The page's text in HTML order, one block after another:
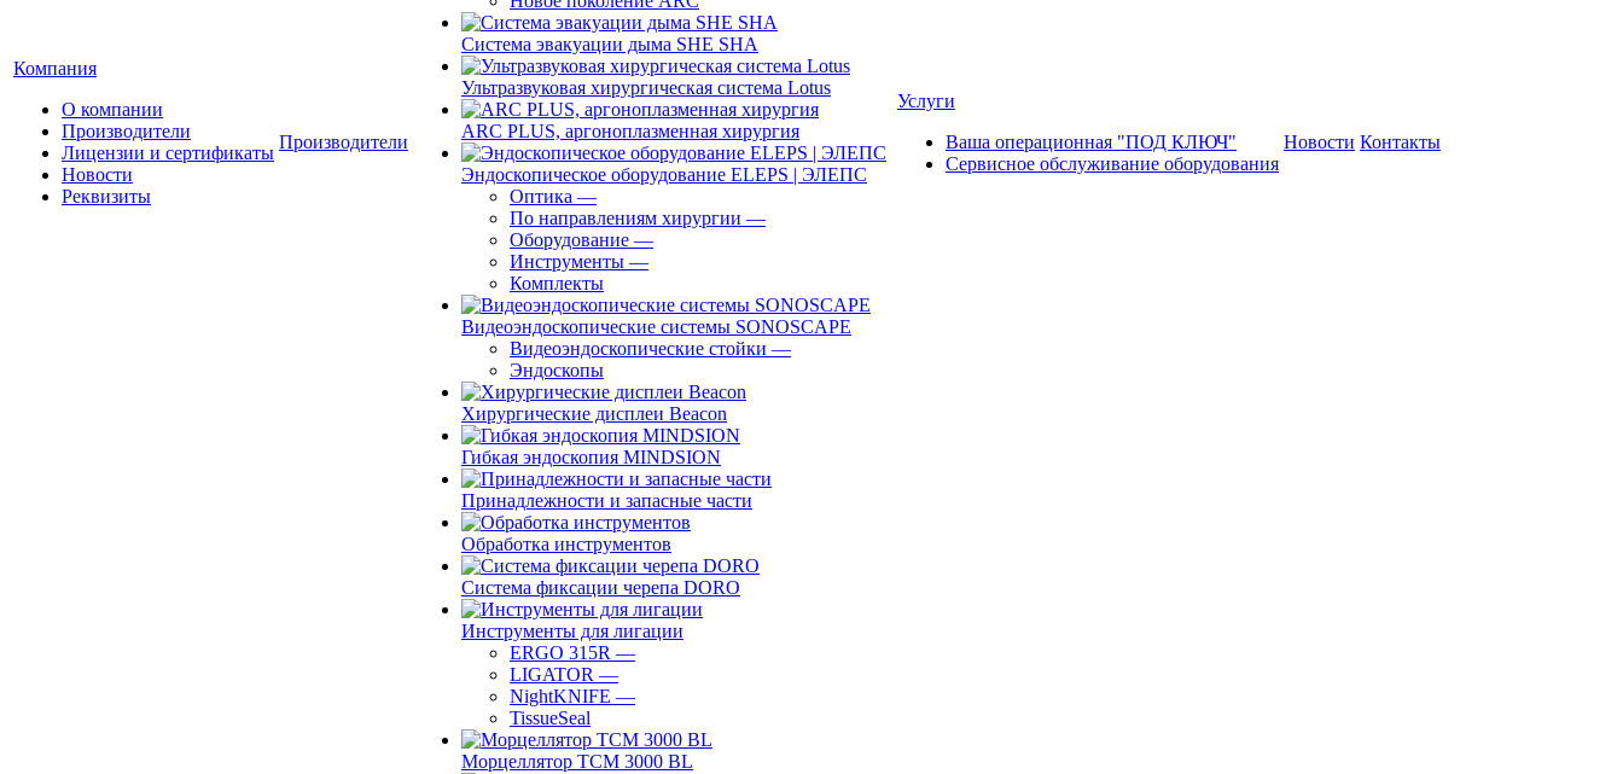
Компания
О компании
Производители
Лицензии и сертификаты
Новости
Реквизиты
Производители
Система эвакуации дыма SHE SHA
Ультразвуковая хирургическая система Lotus
ARC PLUS, аргоноплазменная хирургия
Эндоскопическое оборудование ELEPS | ЭЛЕПС
Оптика —
По направлениям хирургии —
Оборудование —
Инструменты —
Комплекты
Видеоэндоскопические системы SONOSCAPE
Видеоэндоскопические стойки —
Эндоскопы
Хирургические дисплеи Beacon
Гибкая эндоскопия MINDSION
Принадлежности и запасные части
Обработка инструментов
Система фиксации черепа DORO
Инструменты для лигации
ERGO 315R —
LIGATOR —
NightKNIFE —
TissueSeal
Морцеллятор ТСМ 3000 BL
Услуги
Ваша операционная "ПОД КЛЮЧ"
Сервисное обслуживание оборудования
Новости Контакты